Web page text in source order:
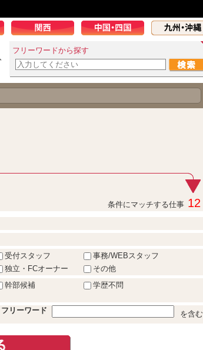
フリーワードから探す
条件にマッチする仕事 12
受付スタッフ
事務/WEBスタッフ
独立・FCオーナー
その他
幹部候補
学歴不問
フリーワード を含む